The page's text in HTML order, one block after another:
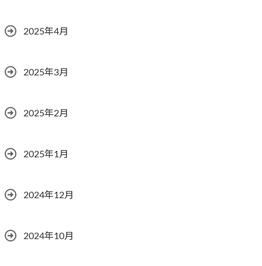
2025年4月
2025年3月
2025年2月
2025年1月
2024年12月
2024年10月